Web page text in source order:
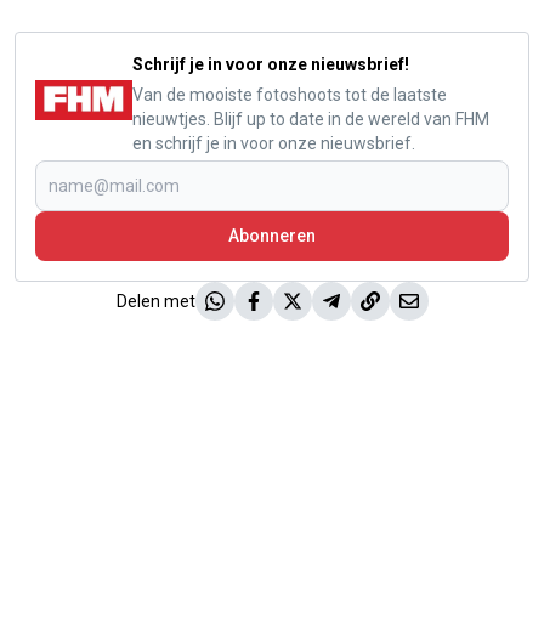
Schrijf je in voor onze nieuwsbrief!
Van de mooiste fotoshoots tot de laatste
nieuwtjes. Blijf up to date in de wereld van FHM
en schrijf je in voor onze nieuwsbrief.
Abonneren
Delen met